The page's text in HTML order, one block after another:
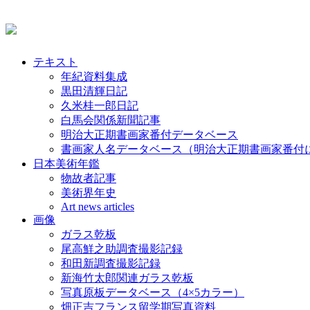
テキスト
年紀資料集成
黒田清輝日記
久米桂一郎日記
白馬会関係新聞記事
明治大正期書画家番付データベース
書画家人名データベース（明治大正期書画家番付
日本美術年鑑
物故者記事
美術界年史
Art news articles
画像
ガラス乾板
尾高鮮之助調査撮影記録
和田新調査撮影記録
新海竹太郎関連ガラス乾板
写真原板データベース（4×5カラー）
畑正吉フランス留学期写真資料